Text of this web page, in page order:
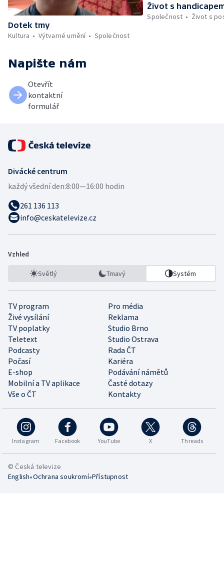
Dotek tmy
Kultura
Výtvarné umění Společnost
Život s
Společnost
Život s
Napište nám
Otevřít
kontaktní
formulář
Divácké centrum
každý všední den:8:00—16:00 hodin
261 136 113
info@ceskatelevize.cz
Vzhled
Světlý Tmavý Systém
TV program
Pro média
Živé vysílání
Reklama
TV poplatky
Studio Brno
Teletext
Studio Ostrava
Podcasty
Rada ČT
Počasí
Kariéra
E-shop
Podávání námětů
Mobilní a TV aplikace
Časté dotazy
Vše o ČT
Kontakty
Instagram Facebook YouTube X Threads
© Česká televize
English•Ochrana soukromí•Přístupnost